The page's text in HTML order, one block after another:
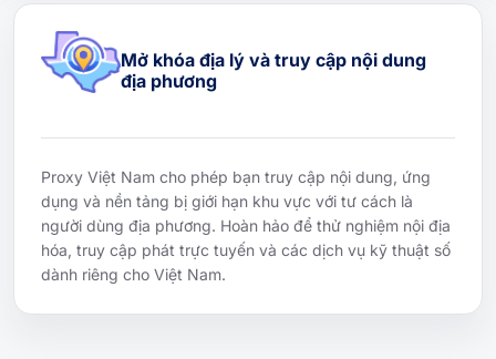
Mở khóa địa lý và truy cập nội dung
địa phương
Proxy Việt Nam cho phép bạn truy cập nội dung, ứng
dụng và nền tảng bị giới hạn khu vực với tư cách là
người dùng địa phương. Hoàn hảo để thử nghiệm nội địa
hóa, truy cập phát trực tuyến và các dịch vụ kỹ thuật số
dành riêng cho Việt Nam.